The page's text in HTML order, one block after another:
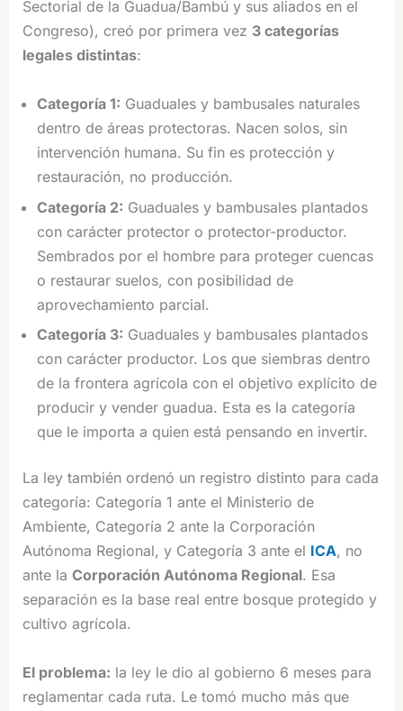
Sectorial de la Guadua/Bambú y sus aliados en el
Congreso), creó por primera vez 3 categorías
legales distintas:
Categoría 1: Guaduales y bambusales naturales
dentro de áreas protectoras. Nacen solos, sin
intervención humana. Su fin es protección y
restauración, no producción.
Categoría 2: Guaduales y bambusales plantados
con carácter protector o protector-productor.
Sembrados por el hombre para proteger cuencas
o restaurar suelos, con posibilidad de
aprovechamiento parcial.
Categoría 3: Guaduales y bambusales plantados
con carácter productor. Los que siembras dentro
de la frontera agrícola con el objetivo explícito de
producir y vender guadua. Esta es la categoría
que le importa a quien está pensando en invertir.
La ley también ordenó un registro distinto para cada
categoría: Categoría 1 ante el Ministerio de
Ambiente, Categoría 2 ante la Corporación
Autónoma Regional, y Categoría 3 ante el ICA, no
ante la Corporación Autónoma Regional. Esa
separación es la base real entre bosque protegido y
cultivo agrícola.
El problema: la ley le dio al gobierno 6 meses para
reglamentar cada ruta. Le tomó mucho más que